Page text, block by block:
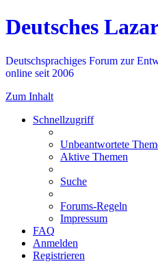
Deutsches
Deutschsprachiges Forum zur
online seit 2006
Zum Inhalt
Schnellzugriff
Unbeantwortete
Aktive Themen
Suche
Forums-Regeln
Impressum
FAQ
Anmelden
Registrieren